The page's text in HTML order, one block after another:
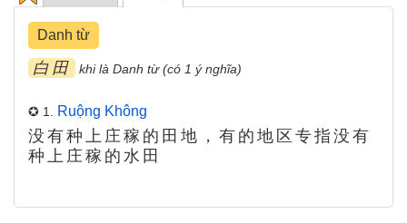
Danh từ
白田 khi là Danh từ (có 1 ý nghĩa)
✪ 1. Ruộng Không
没有种上庄稼的田地，有的地区专指没有
种上庄稼的水田